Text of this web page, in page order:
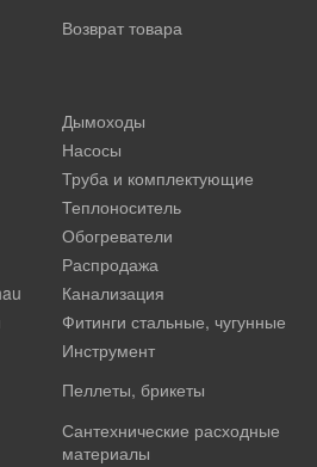
Возврат товара
Дымоходы
Насосы
Труба и комплектующие
Теплоноситель
Обогреватели
Распродажа
Канализация
Фитинги стальные, чугунные
Инструмент
Пеллеты, брикеты
Сантехнические расходные
материалы